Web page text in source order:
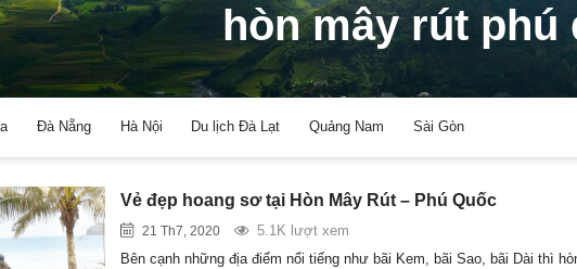
hòn mây rút phú
Đà Nẵng Hà Nội Du lịch Đà Lạt Quảng Nam Sài Gòn
Vẻ đẹp hoang sơ tại Hòn Mây Rút – Phú Quốc
21 Th7, 2020
5.1K lượt xem
Bên cạnh những địa điểm nổi tiếng như bãi Kem, bãi Sao, bãi Dài thì